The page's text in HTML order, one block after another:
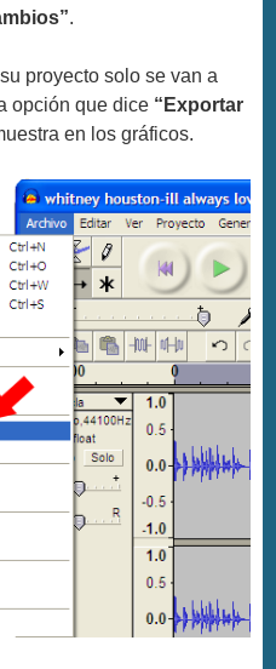
.
proyecto solo se van a
opción que dice “Exportar
en los gráficos.